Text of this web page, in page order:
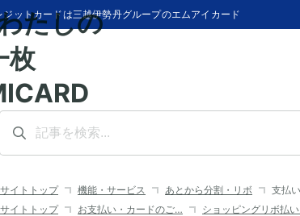
ジットカードは三越伊勢丹グループのエムアイカード
サイトトップ 機能・サービス あとから分割・リボ
支払
サイトトップ
お支払い・カードのご… ショッピングリボ払